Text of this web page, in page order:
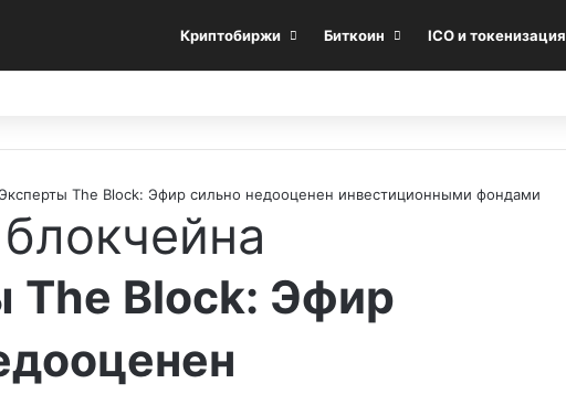
Криптобиржи Биткоин ICO и токенизация
The Block: Эфир сильно недооценен инвестиционными фондами
The Block: Эфир